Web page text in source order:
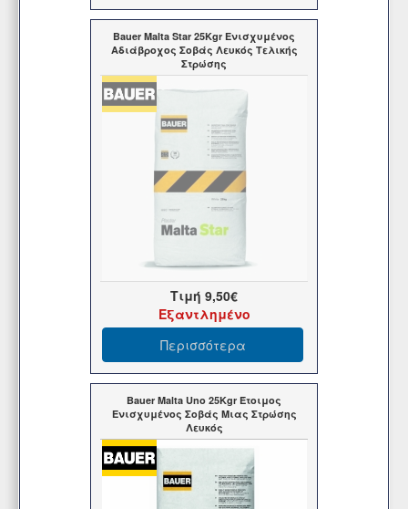
Bauer Malta Star 25Kgr Ενισχυμένος
Αδιάβροχος Σοβάς Λευκός Τελικής
Στρώσης
Τιμή 9,50€
Εξαντλημένο
Περισσότερα
Bauer Malta Uno 25Kgr Έτοιμος
Ενισχυμένος Σοβάς Μιας Στρώσης
Λευκός